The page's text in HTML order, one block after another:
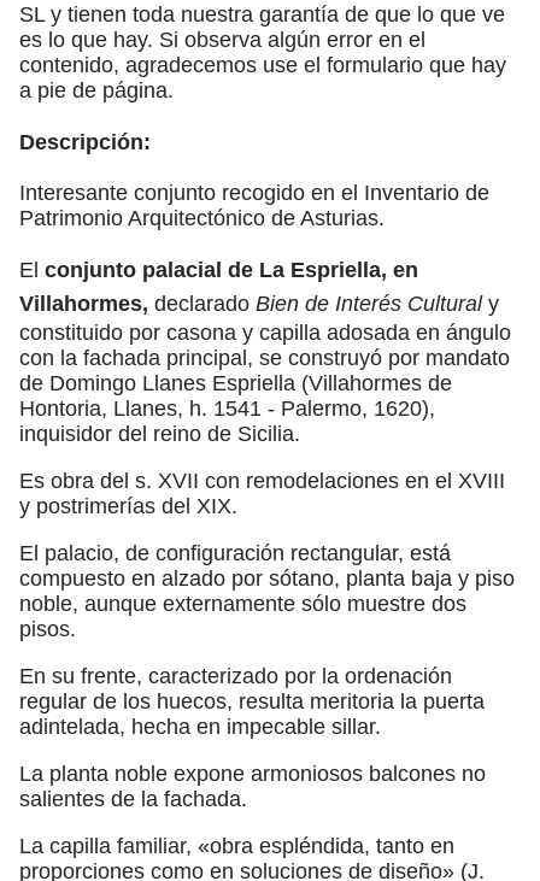
SL y tienen toda nuestra garantía de que lo que ve
es lo que hay. Si observa algún error en el
contenido, agradecemos use el formulario que hay
a pie de página.
Descripción:
Interesante conjunto recogido en el Inventario de
Patrimonio Arquitectónico de Asturias.
El conjunto palacial de La Espriella, en
Villahormes, declarado Bien de Interés Culturaly
constituido por casona y capilla adosada en ángulo
con la fachada principal, se construyó por mandato
de Domingo Llanes Espriella (Villahormes de
Hontoria, Llanes, h. 1541 - Palermo, 1620),
inquisidor del reino de Sicilia.
Es obra del s. XVII con remodelaciones en el XVIII
y postrimerías del XIX.
El palacio, de configuración rectangular, está
compuesto en alzado por sótano, planta baja y piso
noble, aunque externamente sólo muestre dos
pisos.
En su frente, caracterizado por la ordenación
regular de los huecos, resulta meritoria la puerta
adintelada, hecha en impecable sillar.
La planta noble expone armoniosos balcones no
salientes de la fachada.
La capilla familiar, «obra espléndida, tanto en
proporciones como en soluciones de diseño» (J.